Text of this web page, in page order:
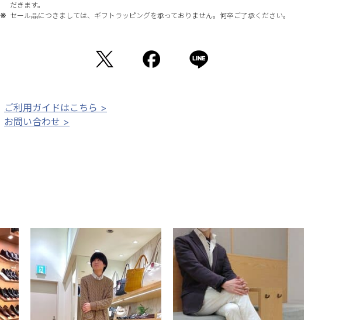
だきます。
セール品につきましては、ギフトラッピングを承っておりません。何卒ご了承ください。
ご利用ガイドはこちら >
お問い合わせ >